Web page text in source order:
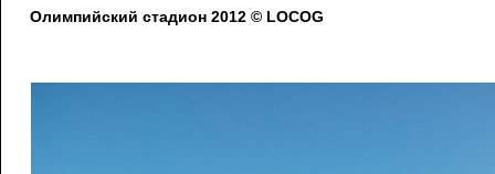
Олимпийский стадион 2012 © LOCOG